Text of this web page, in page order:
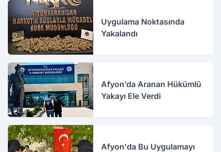
Uygulama Noktasında
Yakalandı
Afyon’da Aranan Hükümlü
Yakayı Ele Verdi
Afyon'da Bu Uygulamayı